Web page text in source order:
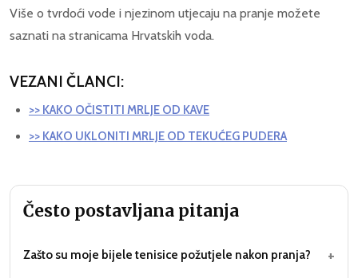
Više o tvrdoći vode i njezinom utjecaju na pranje možete
saznati na stranicama Hrvatskih voda.
VEZANI ČLANCI:
>> KAKO OČISTITI MRLJE OD KAVE
>> KAKO UKLONITI MRLJE OD TEKUĆEG PUDERA
Često postavljana pitanja
Zašto su moje bijele tenisice požutjele nakon pranja? +